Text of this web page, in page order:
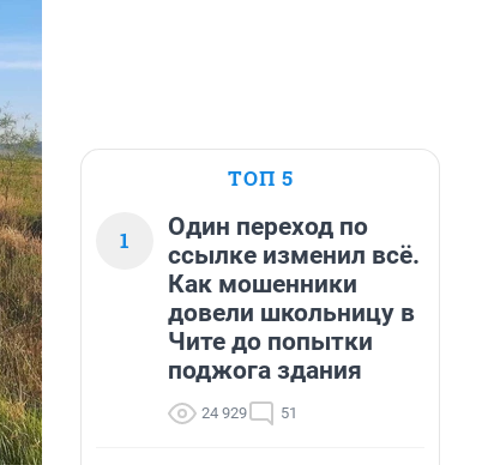
ТОП 5
1
Один переход по
ссылке изменил всё.
Как мошенники
довели школьницу в
Чите до попытки
поджога здания
24 929 51